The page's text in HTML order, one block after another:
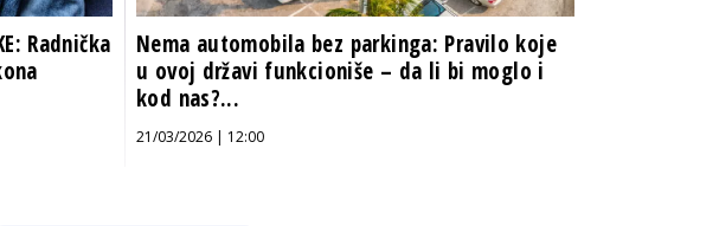
Radnička
Nema automobila bez parkinga: Pravilo koje
u ovoj državi funkcioniše – da li bi moglo i
kod nas?...
21/03/2026 | 12:00